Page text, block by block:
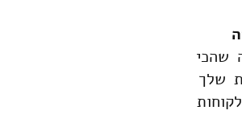
שהכי
שלך